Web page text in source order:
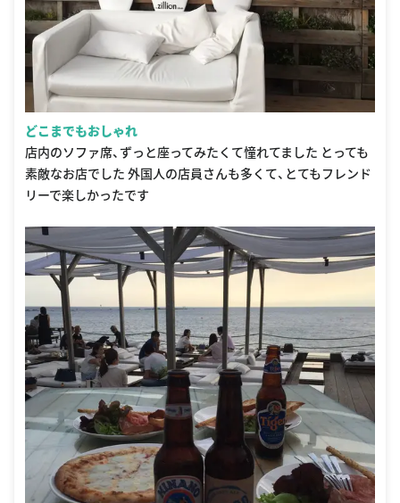
どこまでもおしゃれ
店内のソファ席、ずっと座ってみたくて憧れてました とっても
素敵なお店でした 外国人の店員さんも多くて、とてもフレンド
リーで楽しかったです